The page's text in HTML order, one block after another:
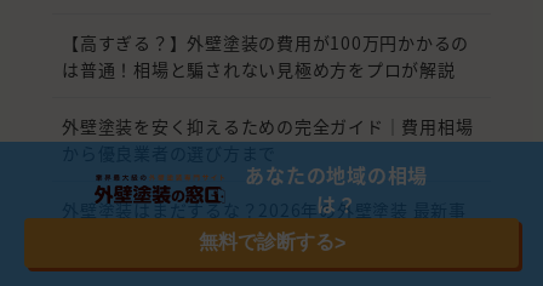
【高すぎる？】外壁塗装の費用が100万円かかるの
は普通！相場と騙されない見極め方をプロが解説
外壁塗装を安く抑えるための完全ガイド｜費用相場
外壁塗装はまだするな？2026年の外壁塗装 最新事
あなたの地域の相場
は？
無料で診断する>